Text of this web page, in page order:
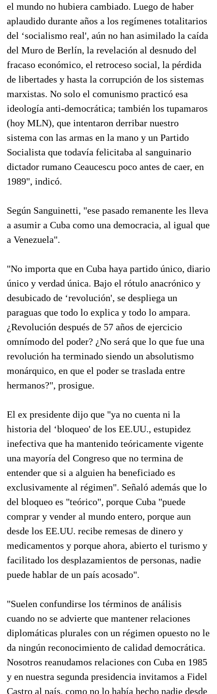
el mundo no hubiera cambiado. Luego de haber
aplaudido durante años a los regímenes totalitarios
del ‘socialismo real', aún no han asimilado la caída
del Muro de Berlín, la revelación al desnudo del
fracaso económico, el retroceso social, la pérdida
de libertades y hasta la corrupción de los sistemas
marxistas. No solo el comunismo practicó esa
ideología anti-democrática; también los tupamaros
(hoy MLN), que intentaron derribar nuestro
sistema con las armas en la mano y un Partido
Socialista que todavía felicitaba al sanguinario
dictador rumano Ceaucescu poco antes de caer, en
1989", indicó.
Según Sanguinetti, "ese pasado remanente les lleva
a asumir a Cuba como una democracia, al igual que
a Venezuela".
"No importa que en Cuba haya partido único, diario
único y verdad única. Bajo el rótulo anacrónico y
desubicado de ‘revolución', se despliega un
paraguas que todo lo explica y todo lo ampara.
¿Revolución después de 57 años de ejercicio
omnímodo del poder? ¿No será que lo que fue una
revolución ha terminado siendo un absolutismo
monárquico, en que el poder se traslada entre
hermanos?", prosigue.
El ex presidente dijo que "ya no cuenta ni la
historia del ‘bloqueo' de los EE.UU., estupidez
inefectiva que ha mantenido teóricamente vigente
una mayoría del Congreso que no termina de
entender que si a alguien ha beneficiado es
exclusivamente al régimen". Señaló además que lo
del bloqueo es "teórico", porque Cuba "puede
comprar y vender al mundo entero, porque aun
desde los EE.UU. recibe remesas de dinero y
medicamentos y porque ahora, abierto el turismo y
facilitado los desplazamientos de personas, nadie
puede hablar de un país acosado".
"Suelen confundirse los términos de análisis
cuando no se advierte que mantener relaciones
diplomáticas plurales con un régimen opuesto no le
da ningún reconocimiento de calidad democrática.
Nosotros reanudamos relaciones con Cuba en 1985
y en nuestra segunda presidencia invitamos a Fidel
Castro al país, como no lo había hecho nadie desde